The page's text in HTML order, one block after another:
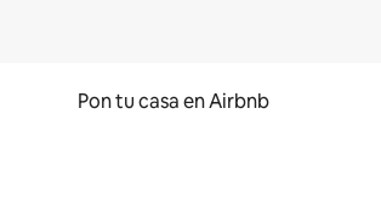
Pon tu casa en Airbnb